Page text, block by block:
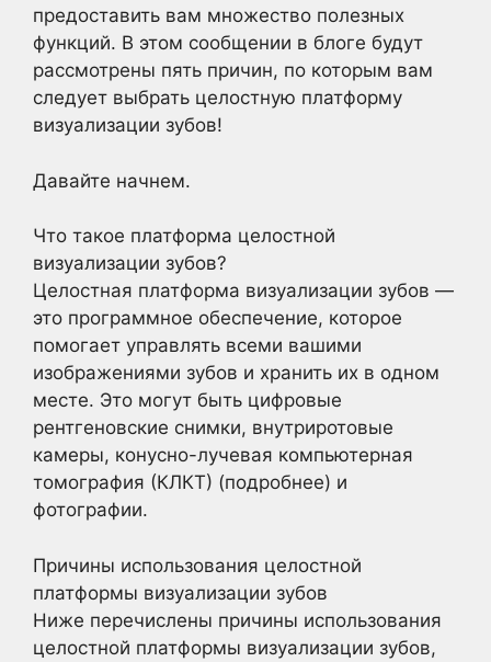
предоставить вам множество полезных
функций. В этом сообщении в блоге будут
рассмотрены пять причин, по которым вам
следует выбрать целостную платформу
визуализации зубов!
Давайте начнем.
Что такое платформа целостной
визуализации зубов?
Целостная платформа визуализации зубов —
это программное обеспечение, которое
помогает управлять всеми вашими
изображениями зубов и хранить их в одном
месте. Это могут быть цифровые
рентгеновские снимки, внутриротовые
камеры, конусно-лучевая компьютерная
томография (КЛКТ) (подробнее) и
фотографии.
Причины использования целостной
платформы визуализации зубов
Ниже перечислены причины использования
целостной платформы визуализации зубов,